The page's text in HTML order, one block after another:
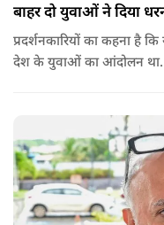
बाहर दो युवाओं ने दिया
प्रदर्शनकारियों का कहना है
देश के युवाओं का आंदोलन था.